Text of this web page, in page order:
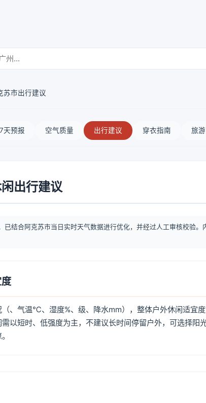
苏市出行建议
7天预报 空气质量 出行建议 穿衣指南 旅游
出行建议
已结合阿克苏市当日实时天气数据进行优化，并经过人工审核校验
、气温℃、湿度%、级、降水mm），整体户外休闲适宜度
以短时、低强度为主，不建议长时间停留户外，可选择阳